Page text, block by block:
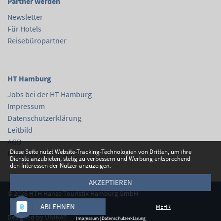
Newsletter
Für Hotels
Reisebüropartner
HT Hamburg
Jobs bei der HT Hamburg
Impressum
Datenschutzerklärung
Leitbild
AGB
Richtlinie 2015-2302
© 2026HTH Hanse Touristik Hamburg GmbH
Designed byUNIKAT
Diese Seite nutzt Website-Tracking-Technologien von Dritten, um ihre
Dienste anzubieten, stetig zu verbessern und Werbung entsprechend
den Interessen der Nutzer anzuzeigen.
ABLEHNEN
AKZEPTIEREN
MEHR
Impressum | Datenschutzerklärung